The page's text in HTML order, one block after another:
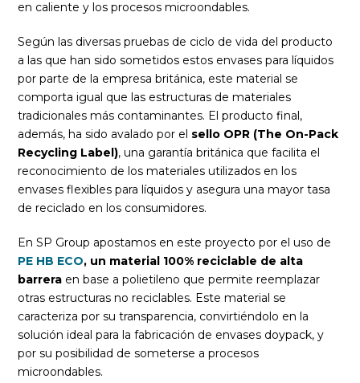
en caliente y los procesos microondables.
Según las diversas pruebas de ciclo de vida del producto
a las que han sido sometidos estos envases para líquidos
por parte de la empresa británica, este material se
comporta igual que las estructuras de materiales
tradicionales más contaminantes. El producto final,
además, ha sido avalado por el sello OPR (The On-Pack
Recycling Label), una garantía británica que facilita el
reconocimiento de los materiales utilizados en los
envases flexibles para líquidos y asegura una mayor tasa
de reciclado en los consumidores.
En SP Group apostamos en este proyecto por el uso de
PE HB ECO, un material 100% reciclable de alta
barrera en base a polietileno que permite reemplazar
otras estructuras no reciclables. Este material se
caracteriza por su transparencia, convirtiéndolo en la
solución ideal para la fabricación de envases doypack, y
por su posibilidad de someterse a procesos
microondables.